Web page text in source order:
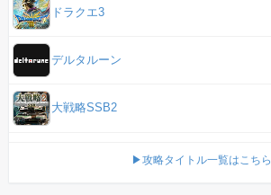
ドラクエ3
デルタルーン
大戦略SSB2
▶攻略タイトル一覧はこちら